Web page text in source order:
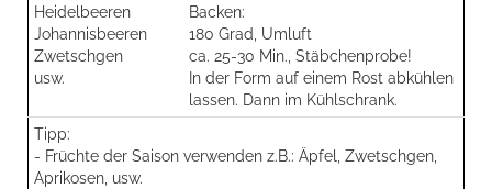
Heidelbeeren
Johannisbeeren
Zwetschgen
usw.
Backen:
180 Grad, Umluft
ca. 25-30 Min., Stäbchenprobe!
In der Form auf einem Rost abkühlen
lassen. Dann im Kühlschrank.
Tipp:
- Früchte der Saison verwenden z.B.: Äpfel, Zwetschgen,
Aprikosen, usw.